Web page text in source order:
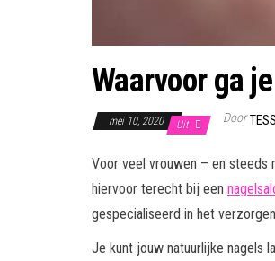
Waarvoor ga
mei 10, 2020 Uit Door TESS
Voor veel vrouwen – en steeds
hiervoor terecht bij een
gespecialiseerd in het
Je kunt jouw natuurlijke nagels